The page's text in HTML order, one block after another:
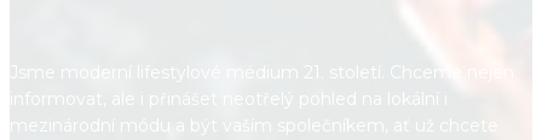
Jsme moderní lifestylové médium 21. století. Chceme nejen
informovat, ale i přinášet neotřelý pohled na lokální i
mezinárodní módu a být vaším společníkem, ať už chcete